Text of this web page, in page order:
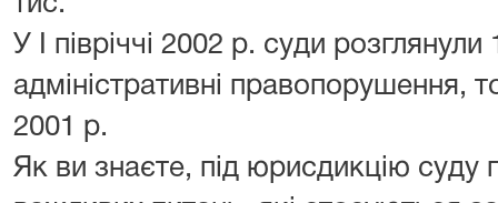
У I півріччі 2002 р. суди
адміністративні правопорушення,
2001 р.
Як ви знаєте, під юрисдикцію суду